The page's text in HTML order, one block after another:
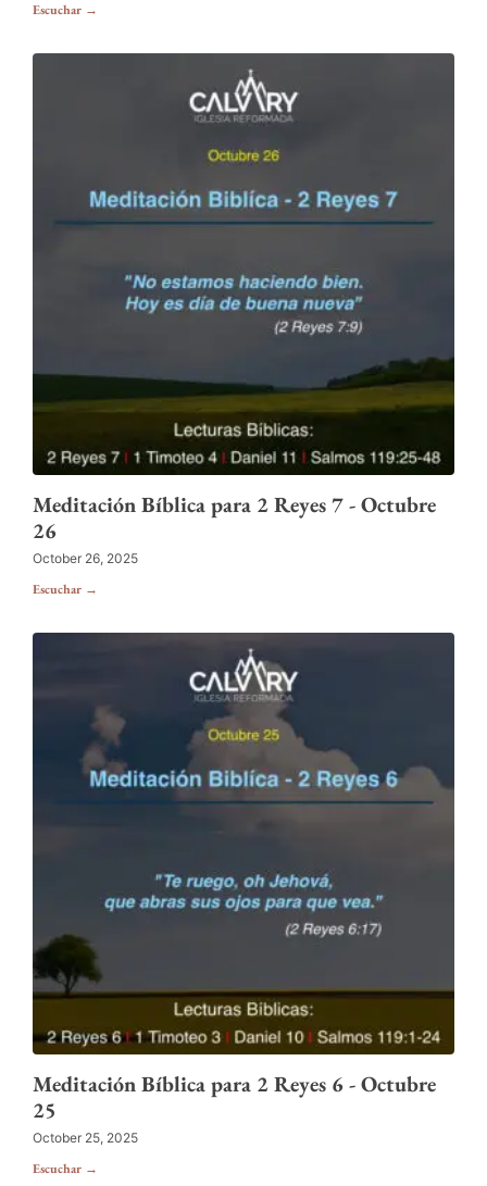
Escuchar →
Meditación Bíblica para 2 Reyes 7 - Octubre
26
October 26, 2025
Escuchar →
Meditación Bíblica para 2 Reyes 6 - Octubre
25
October 25, 2025
Escuchar →